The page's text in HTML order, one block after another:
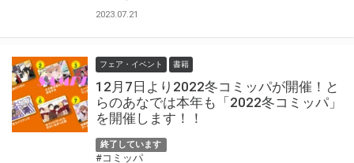
2023.07.21
フェア・イベント 書籍
12月7日より2022冬コミッパが開催！と
らのあなでは本年も「2022冬コミッパ」
を開催します！！
終了しています
#コミッパ